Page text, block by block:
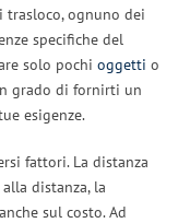
trasloco, ognuno dei
specifiche del
solo pochi oggetti o
grado di fornirti un
esigenze.
fattori. La distanza
distanza, la
sul costo. Ad